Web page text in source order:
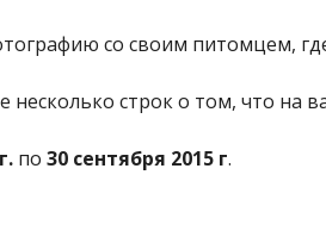
со своим питомцем,
строк о том, что на
по 30 сентября 2015 г.